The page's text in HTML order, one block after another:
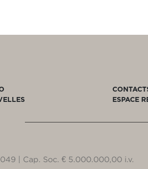
ESPACE
| Cap. Soc. € 5.000.000,00 i.v.